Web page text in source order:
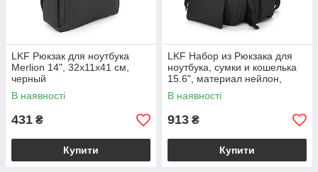
LKF Рюкзак для ноутбука
Merlion 14", 32х11х41 см,
черный
В наявності
431 ₴
Купити
LKF Набор из Рюкзака для
ноутбука, сумки и кошелька
15.6", материал нейлон,
выход под USB-кабель,
черный, Q80
В наявності
913 ₴
Купити